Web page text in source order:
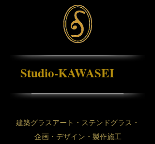
Studio-KAWASEI
建築グラスアート・ステンドグラス・
企画・デザイン・製作施工